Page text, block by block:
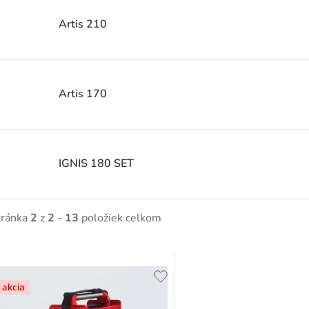
Artis 210
Artis 170
IGNIS 180 SET
2 z 2 - 13 položiek celkom
akcia